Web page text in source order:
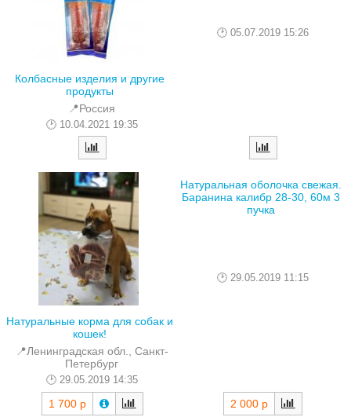
Колбасные изделия и другие
продукты
📍Россия
10.04.2021 19:35
05.07.2019 15:26
Натуральные корма для собак и
кошек!
📍Ленинградская обл., Санкт-
Петербург
29.05.2019 14:35
1 700 р
Натуральная оболочка свежая.
Баранина калибр 28-30, 60м 3
пучка
29.05.2019 11:15
2 000 р